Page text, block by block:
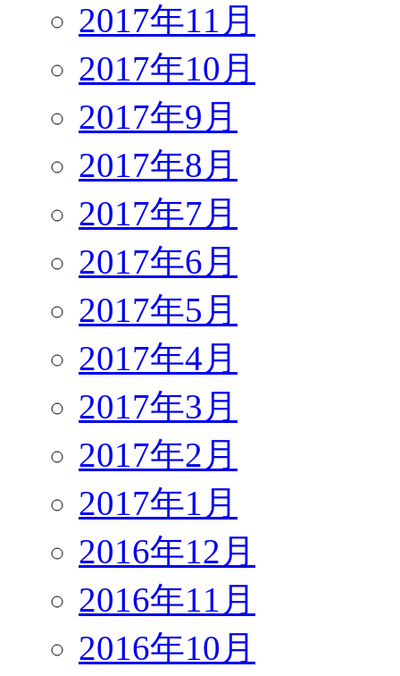
2017年11月
2017年10月
2017年9月
2017年8月
2017年7月
2017年6月
2017年5月
2017年4月
2017年3月
2017年2月
2017年1月
2016年12月
2016年11月
2016年10月